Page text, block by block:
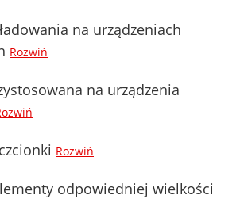
na urządzeniach
Rozwiń
na urządzenia
Rozwiń
odpowiedniej wielkości